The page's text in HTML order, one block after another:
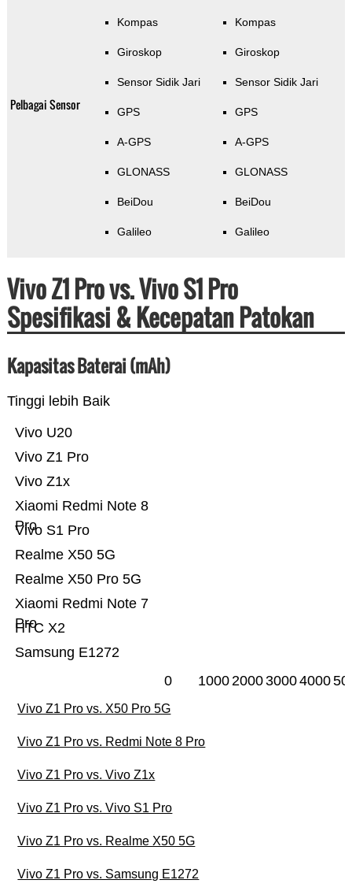
Pelbagai Sensor
Kompas
Giroskop
Sensor Sidik Jari
GPS
A-GPS
GLONASS
BeiDou
Galileo
Kompas
Giroskop
Sensor Sidik Jari
GPS
A-GPS
GLONASS
BeiDou
Galileo
Vivo Z1 Pro vs. Vivo S1 Pro
Spesifikasi & Kecepatan Patokan
Kapasitas Baterai (mAh)
Tinggi lebih Baik
Samsung E1272
HTC X2
Xiaomi Redmi Note 7
Pro
Realme X50 Pro 5G
Realme X50 5G
Vivo S1 Pro
Xiaomi Redmi Note 8
Pro
Vivo Z1x
Vivo Z1 Pro
Vivo U20
0 1000200030004000
Vivo Z1 Pro vs. X50 Pro 5G
Vivo Z1 Pro vs. Redmi Note 8 Pro
Vivo Z1 Pro vs. Vivo Z1x
Vivo Z1 Pro vs. Vivo S1 Pro
Vivo Z1 Pro vs. Realme X50 5G
Vivo Z1 Pro vs. Samsung E1272